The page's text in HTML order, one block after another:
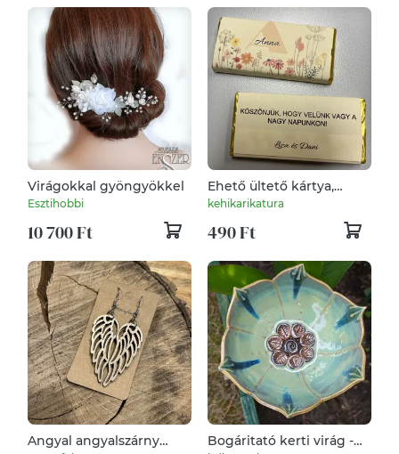
Virágokkal gyöngyökkel
Esztihobbi
10 700 Ft
Ehető ültető kártya,
egyben esküvői köszönő
kehikarikatura
490 Ft
Angyal angyalszárny
Bogáritató kerti virág -